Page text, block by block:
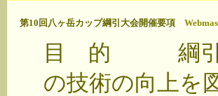
第10回八ヶ岳カップ綱引大会開催要項
目 的 綱引チ
の技術の向上を